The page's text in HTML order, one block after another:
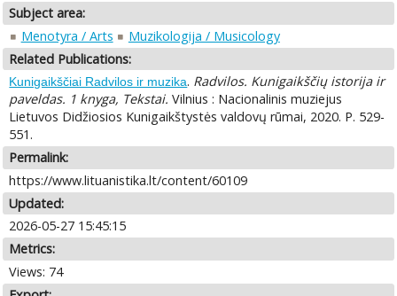
Subject area:
Menotyra / Arts
Muzikologija / Musicology
Related Publications:
Kunigaikščiai Radvilos ir muzika. Radvilos. Kunigaikščių istorija ir
paveldas. 1 knyga, Tekstai. Vilnius : Nacionalinis muziejus
Lietuvos Didžiosios Kunigaikštystės valdovų rūmai, 2020. P. 529-
551.
Permalink:
https://www.lituanistika.lt/content/60109
Updated:
2026-05-27 15:45:15
Metrics:
Views: 74